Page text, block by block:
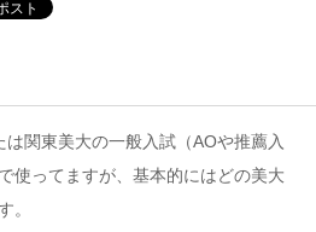
関東美大の一般入試（AOや推薦入
使ってますが、基本的にはどの美大
。